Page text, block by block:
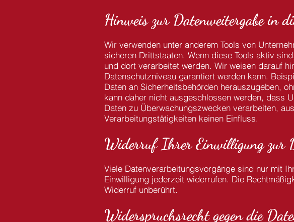
Hinweis zur Datenweitergabe in
Wir verwenden unter anderem Tools von
sicheren Drittstaaten. Wenn diese Tools aktiv
und dort verarbeitet werden. Wir weisen darauf
Datenschutzniveau garantiert werden kann.
Daten an Sicherheitsbehörden herauszugeben,
kann daher nicht ausgeschlossen werden, dass
Daten zu Überwachungszwecken verarbeiten,
Verarbeitungstätigkeiten keinen Einfluss.
Widerruf Ihrer Einwilligung zur
Viele Datenverarbeitungsvorgänge sind nur mit
Einwilligung jederzeit widerrufen. Die
Widerruf unberührt.
Widerspruchsrecht gegen die